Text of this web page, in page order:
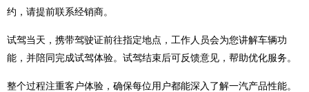
约，请提前联系经销商。
试驾当天，携带驾驶证前往指定地点，工作人员会为您讲解车辆功
能，并陪同完成试驾体验。试驾结束后可反馈意见，帮助优化服务。
整个过程注重客户体验，确保每位用户都能深入了解一汽产品性能。